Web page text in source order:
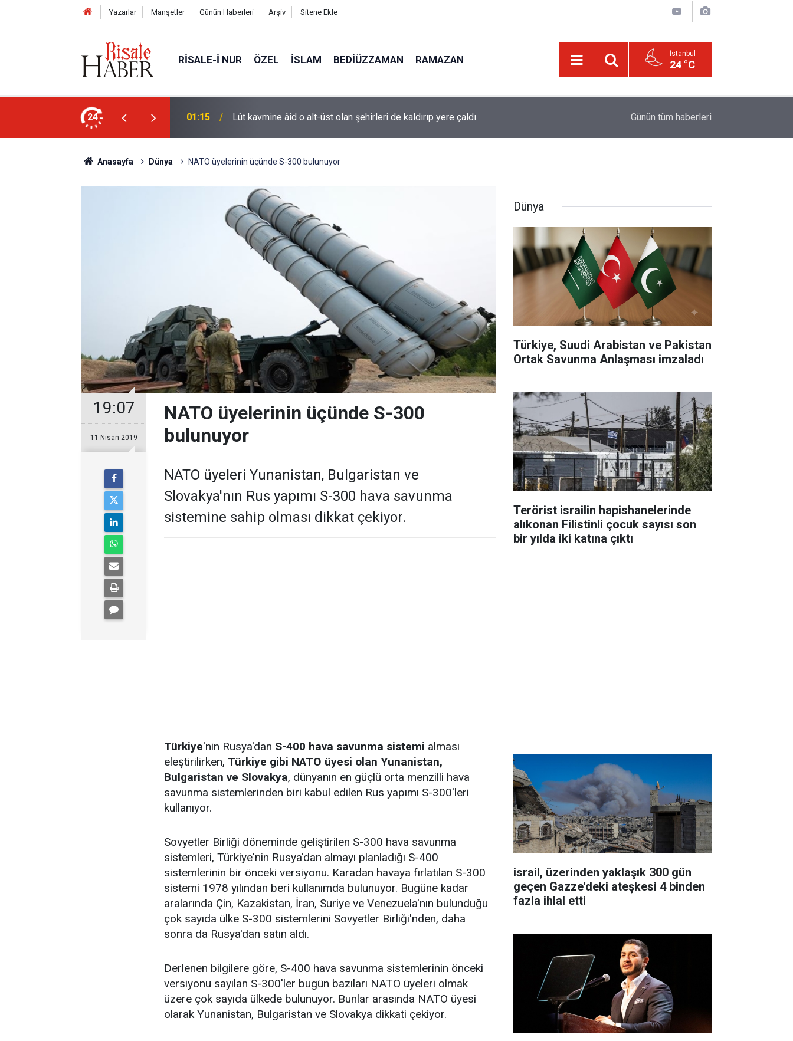
Yazarlar Manşetler Günün Haberleri Arşiv Sitene Ekle
RISALE-I NUR ÖZEL İSLAM BEDIÜZZAMAN RAMAZAN İstanbul
24 °C
24
biri öldüğünde de 01:15 Lût kavmine âid o alt-üst olan şehirleri de kaldırıp yere çaldı Kâinat, bütün âlemleriyle o cilve ile hayattar ve
Günün tüm haberleri
Anasayfa Dünya NATO üyelerinin üçünde S-300 bulunuyor
19:07
11 Nisan 2019
NATO üyelerinin üçünde S-300
bulunuyor
NATO üyeleri Yunanistan, Bulgaristan ve
Slovakya'nın Rus yapımı S-300 hava savunma
sistemine sahip olması dikkat çekiyor.
Türkiye'nin Rusya'dan S-400 hava savunma sistemi alması
eleştirilirken, Türkiye gibi NATO üyesi olan Yunanistan,
Bulgaristan ve Slovakya, dünyanın en güçlü orta menzilli hava
savunma sistemlerinden biri kabul edilen Rus yapımı S-300'leri
kullanıyor.
Sovyetler Birliği döneminde geliştirilen S-300 hava savunma
sistemleri, Türkiye'nin Rusya'dan almayı planladığı S-400
sistemlerinin bir önceki versiyonu. Karadan havaya fırlatılan S-300
sistemi 1978 yılından beri kullanımda bulunuyor. Bugüne kadar
aralarında Çin, Kazakistan, İran, Suriye ve Venezuela'nın bulunduğu
çok sayıda ülke S-300 sistemlerini Sovyetler Birliği'nden, daha
sonra da Rusya'dan satın aldı.
Derlenen bilgilere göre, S-400 hava savunma sistemlerinin önceki
versiyonu sayılan S-300'ler bugün bazıları NATO üyeleri olmak
üzere çok sayıda ülkede bulunuyor. Bunlar arasında NATO üyesi
olarak Yunanistan, Bulgaristan ve Slovakya dikkati çekiyor.
Dünya
Türkiye, Suudi Arabistan ve Pakistan
Ortak Savunma Anlaşması imzaladı
Terörist israilin hapishanelerinde
alıkonan Filistinli çocuk sayısı son
bir yılda iki katına çıktı
israil, üzerinden yaklaşık 300 gün
geçen Gazze'deki ateşkesi 4 binden
fazla ihlal etti